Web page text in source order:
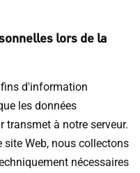
lors de la
d'information
les données
transmet à notre serveur.
Web, nous collectons
nécessaires